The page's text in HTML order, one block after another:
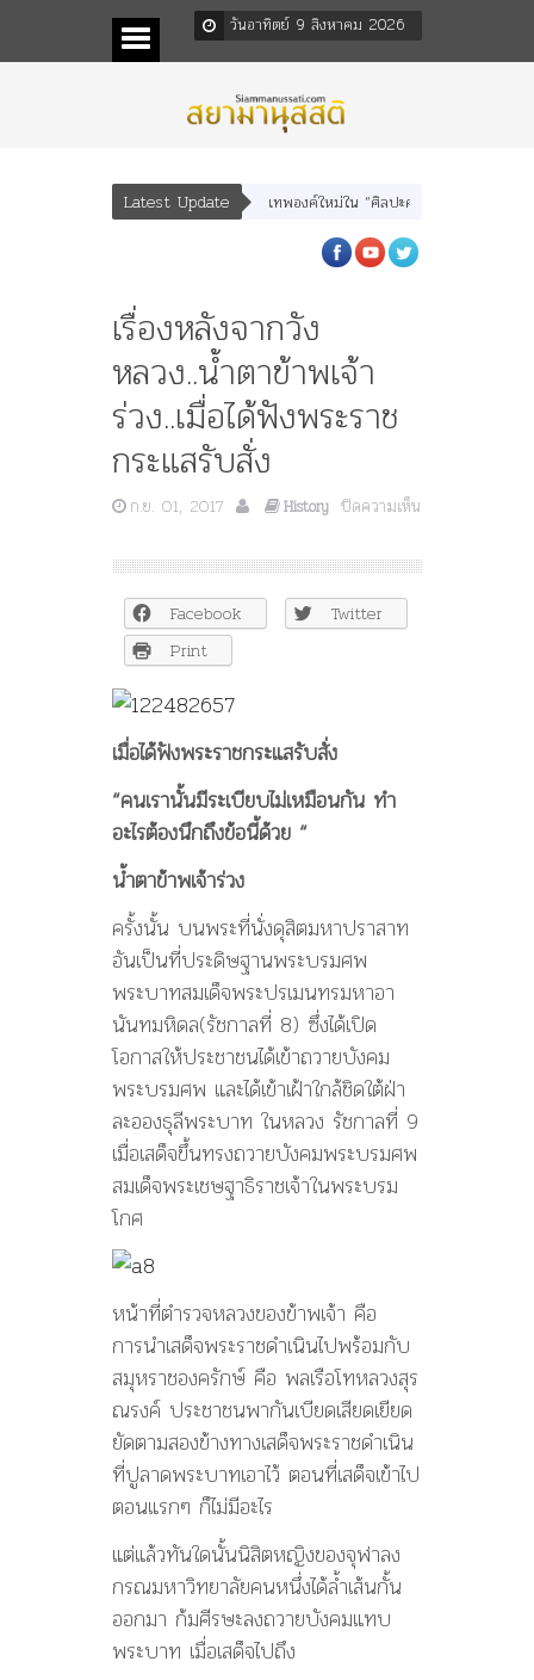
วันอาทิตย์ 9 สิงหาคม 2026
Latest Update
เทพบุตร” และ “เทพีรัฐธรรมนูญ” เทพองค์ใหม่ใน “ศิลปะคณะราษฎร”
เรื่องหลังจากวัง
หลวง..น้ำตาข้าพเจ้า
ร่วง..เมื่อได้ฟังพระราช
กระแสรับสั่ง
ก.ย. 01, 2017 History ปิดความเห็น
เรื่อง
หลัง
จาก
วัง
หลวง..น้ำตา
ข้าพเจ้า
ร่วง..เมื่อ
ฟัง
พระ
ราช
กระแส
รับสั่ง
Facebook
Twitter
Print
เมื่อได้ฟังพระราชกระแสรับสั่ง
“คนเรานั้นมีระเบียบไม่เหมือนกัน ทำ
อะไรต้องนึกถึงข้อนี้ด้วย “
น้ำตาข้าพเจ้าร่วง
ครั้งนั้น บนพระที่นั่งดุสิตมหาปราสาท
อันเป็นที่ประดิษฐานพระบรมศพ
พระบาทสมเด็จพระปรเมนทรมหาอา
นันทมหิดล(รัชกาลที่ 8) ซึ่งได้เปิด
โอกาสให้ประชาชนได้เข้าถวายบังคม
พระบรมศพ และได้เข้าเฝ้าใกล้ชิดใต้ฝ่า
ละอองธุลีพระบาท ในหลวง รัชกาลที่ 9
เมื่อเสด็จขึ้นทรงถวายบังคมพระบรมศพ
สมเด็จพระเชษฐาธิราชเจ้าในพระบรม
โกศ
หน้าที่ตำรวจหลวงของข้าพเจ้า คือ
การนำเสด็จพระราชดำเนินไปพร้อมกับ
สมุหราชองครักษ์ คือ พลเรือโทหลวงสุร
ณรงค์ ประชาชนพากันเบียดเสียดเยียด
ยัดตามสองข้างทางเสด็จพระราชดำเนิน
ที่ปูลาดพระบาทเอาไว้ ตอนที่เสด็จเข้าไป
ตอนแรกๆ ก็ไม่มีอะไร
แต่แล้วทันใดนั้นนิสิตหญิงของจุฬาลง
กรณมหาวิทยาลัยคนหนึ่งได้ล้ำเส้นกั้น
ออกมา ก้มศีรษะลงถวายบังคมแทบ
พระบาท เมื่อเสด็จไปถึง